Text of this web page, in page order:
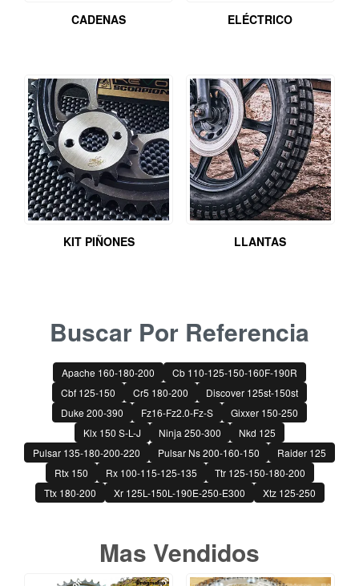
CADENAS ELÉCTRICO
KIT PIÑONES LLANTAS
Buscar Por Referencia
Apache 160-180-200
Cb 110-125-150-160F-190R
Cbf 125-150
Cr5 180-200
Discover 125st-150st
Duke 200-390
Fz16-Fz2.0-Fz-S
Gixxer 150-250
Klx 150 S-L-J
Ninja 250-300
Nkd 125
Pulsar 135-180-200-220
Pulsar Ns 200-160-150
Raider 125
Rtx 150
Rx 100-115-125-135
Ttr 125-150-180-200
Ttx 180-200
Xr 125L-150L-190E-250-E300 Xtz 125-250
Mas Vendidos